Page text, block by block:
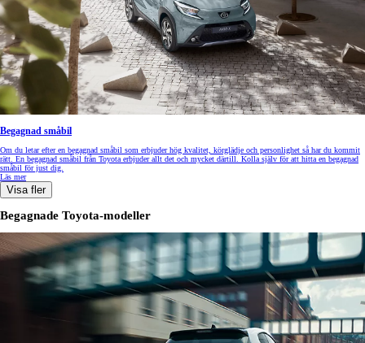
Begagnad småbil
Om du letar efter en begagnad småbil som erbjuder hög kvalitet, körglädje och personlighet så har du kommit
rätt. En begagnad småbil från Toyota erbjuder allt det och mycket därtill. Kolla själv för att hitta en begagnad
småbil för just dig.
Läs mer
Visa fler
Begagnade Toyota-modeller